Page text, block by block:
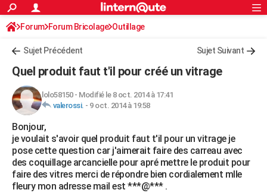
ACTUALITÉS
Politique
Société
Faits Divers
Education
Monde
Villes
+
FINANCE
Retraite
Impôts
Epargne
Immobilier
Risques naturels par ville
Banque
Assurance
Crédit
AUTO
Essais
Réserver un essai
Citadines
Berlines
SUV
Forum auto
+HIGH-TECH
Mobiles
Meilleur smartphone
Internet
Ordinateurs
Jeux vidéo
Guide high-tech
+BRICOLAGE
Forum
Aménagement intérieur
Extérieur
Cuisine
Salle de bains
Jardinage
Rangement
WEEK-END
S'inscrire
Connexion
Forum Forum Bricolage Outillage
Sujet Précédent Sujet Suivant
Quel produit faut t'il pour créé un vitrage
lolo58150- Modifié le 8 oct. 2014 à 17:41
valerossi. - 9 oct. 2014 à 19:58
Bonjour,
je voulait s'avoir quel produit faut t'il pour un vitrage je
pose cette question car j'aimerait faire des carreau avec
des coquillage arcancielle pour apré mettre le produit pour
faire des vitres merci de répondre bien cordialement mlle
fleury mon adresse mail est ***@*** .